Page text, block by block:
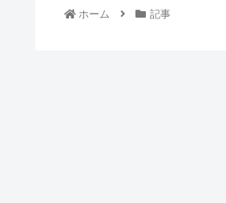
ホーム 記事